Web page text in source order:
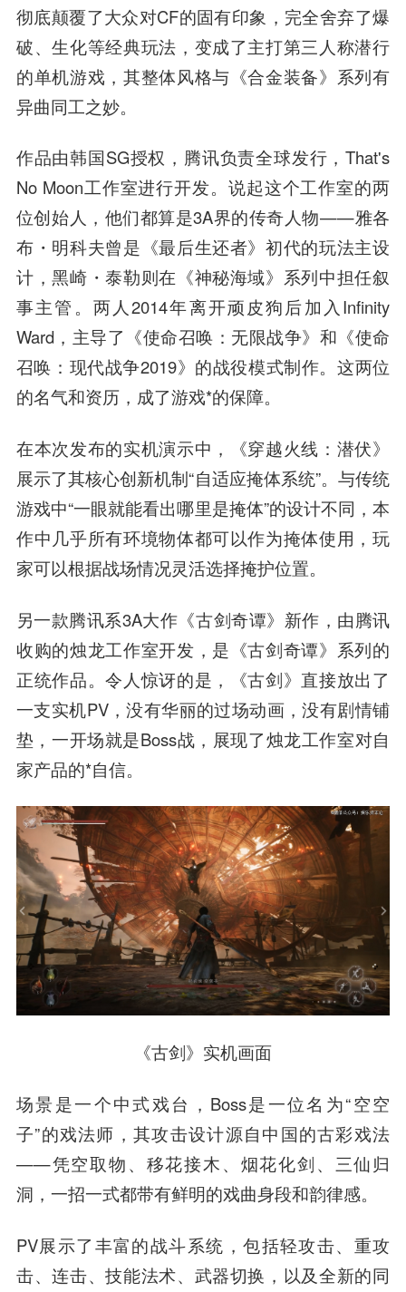
彻底颠覆了大众对CF的固有印象，完全舍弃了爆
破、生化等经典玩法，变成了主打第三人称潜行
的单机游戏，其整体风格与《合金装备》系列有
异曲同工之妙。
作品由韩国SG授权，腾讯负责全球发行，That's
No Moon工作室进行开发。说起这个工作室的两
位创始人，他们都算是3A界的传奇人物——雅各
布・明科夫曾是《最后生还者》初代的玩法主设
计，黑崎・泰勒则在《神秘海域》系列中担任叙
事主管。两人2014年离开顽皮狗后加入Infinity
Ward，主导了《使命召唤：无限战争》和《使命
召唤：现代战争2019》的战役模式制作。这两位
的名气和资历，成了游戏*的保障。
在本次发布的实机演示中， 《穿越火线 ：潜伏》
展示了其核心创新机制“自适应掩体系统”。与传统
游戏中“一眼就能看出哪里是掩体”的设计不同，本
作中几乎所有环境物体都可以作为掩体使用，玩
家可以根据战场情况灵活选择掩护位置。
另一款腾讯系3A大作《古剑奇谭》新作，由腾讯
收购的烛龙工作室开发，是《古剑奇谭》系列的
正统作品。令人惊讶的是，《古剑》直接放出了
一支实机PV，没有华丽的过场动画，没有剧情铺
垫，一开场就是Boss战，展现了烛龙工作室对自
家产品的*自信。
《古剑》实机画面
场景是一个中式戏台，Boss是一位名为“空空
子”的戏法师，其攻击设计源自中国的古彩戏法
——凭空取物、移花接木、烟花化剑、三仙归
洞，一招一式都带有鲜明的戏曲身段和韵律感。
PV展示了丰富的战斗系统，包括轻攻击、重攻
击、连击、技能法术、武器切换，以及全新的同